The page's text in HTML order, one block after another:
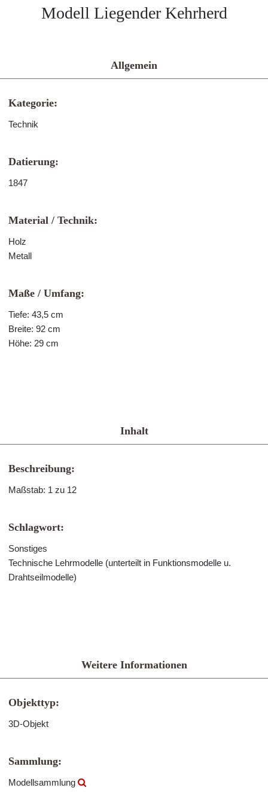
Modell Liegender Kehrherd
Allgemein
Kategorie:
Technik
Datierung:
1847
Material / Technik:
Holz
Metall
Maße / Umfang:
Tiefe: 43,5 cm
Breite: 92 cm
Höhe: 29 cm
Inhalt
Beschreibung:
Maßstab: 1 zu 12
Schlagwort:
Sonstiges
Technische Lehrmodelle (unterteilt in Funktionsmodelle u.
Drahtseilmodelle)
Weitere Informationen
Objekttyp:
3D-Objekt
Sammlung:
Modellsammlung